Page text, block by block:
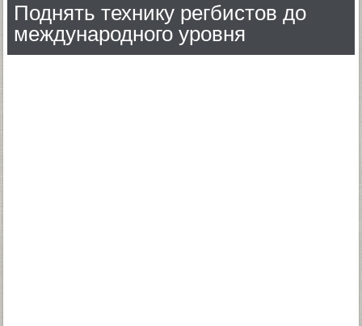
Поднять технику регбистов до
международного уровня